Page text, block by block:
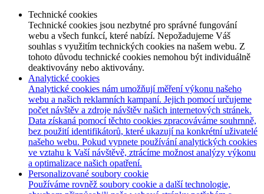
Technické cookies
Technické cookies jsou nezbytné pro správné fungování
webu a všech funkcí, které nabízí. Nepožadujeme Váš
souhlas s využitím technických cookies na našem webu. Z
tohoto důvodu technické cookies nemohou být individuálně
deaktivovány nebo aktivovány.
Analytické cookies
Analytické cookies nám umožňují měření výkonu našeho
webu a našich reklamních kampaní. Jejich pomocí určujeme
počet návštěv a zdroje návštěv našich internetových stránek.
Data získaná pomocí těchto cookies zpracováváme souhrnně,
bez použití identifikátorů, které ukazují na konkrétní uživatelé
našeho webu. Pokud vypnete používání analytických cookies
ve vztahu k Vaší návštěvě, ztrácíme možnost analýzy výkonu
a optimalizace našich opatření.
Personalizované soubory cookie
Používáme rovněž soubory cookie a další technologie,